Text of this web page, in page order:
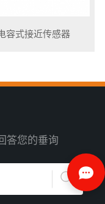
容式接近传感器
答您的垂询